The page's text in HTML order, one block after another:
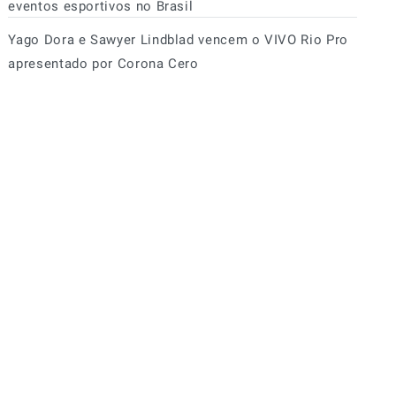
eventos esportivos no Brasil
Yago Dora e Sawyer Lindblad vencem o VIVO Rio Pro
apresentado por Corona Cero